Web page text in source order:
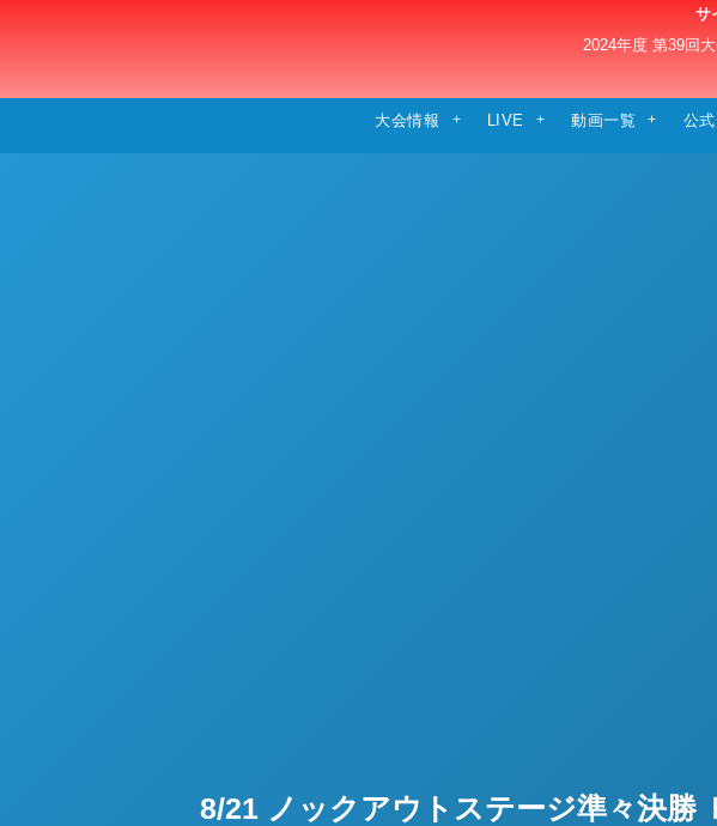
サ
2024年度 第39回
日本クラブユ
大会情報 LIVE 動画一覧 公
8/21 ノックアウトステージ準々決勝